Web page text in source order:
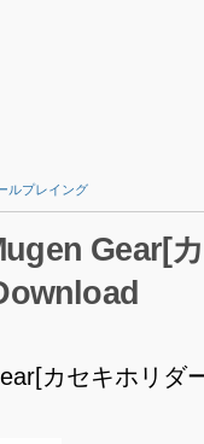
ルプレイング
Gear[
カセキホリダ